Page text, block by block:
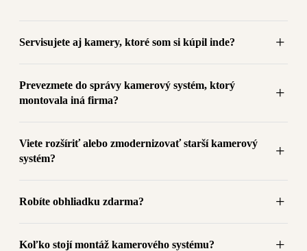
Servisujete aj kamery, ktoré som si kúpil inde?
Prevezmete do správy kamerový systém, ktorý
montovala iná firma?
Viete rozšíriť alebo zmodernizovať starší kamerový
systém?
Robíte obhliadku zdarma?
Koľko stojí montáž kamerového systému?